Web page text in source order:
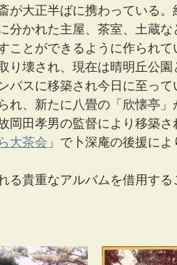
大正半ばに携わっている。
かれた主屋、茶室、土蔵な
ことができるように作られ
り壊され、現在は晴明丘公
スに移築され今日に至って
、新たに八畳の「欣懐亭」
岡田孝男の監督により移築さ
大茶会 」で卜深庵の後援に
貴重なアルバムを借用す